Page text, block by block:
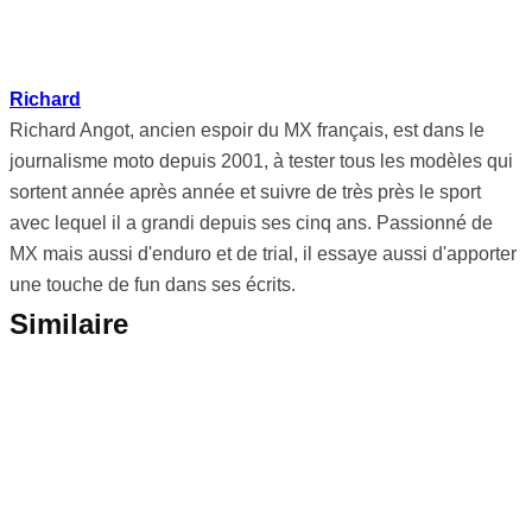
Richard
Richard Angot, ancien espoir du MX français, est dans le
journalisme moto depuis 2001, à tester tous les modèles qui
sortent année après année et suivre de très près le sport
avec lequel il a grandi depuis ses cinq ans. Passionné de
MX mais aussi d'enduro et de trial, il essaye aussi d'apporter
une touche de fun dans ses écrits.
Similaire